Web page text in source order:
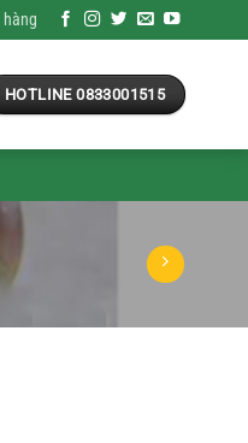
hàng
HOTLINE 0833001515